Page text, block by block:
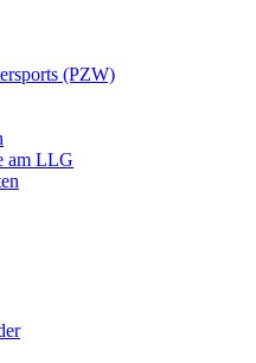
(PZW)
am LLG